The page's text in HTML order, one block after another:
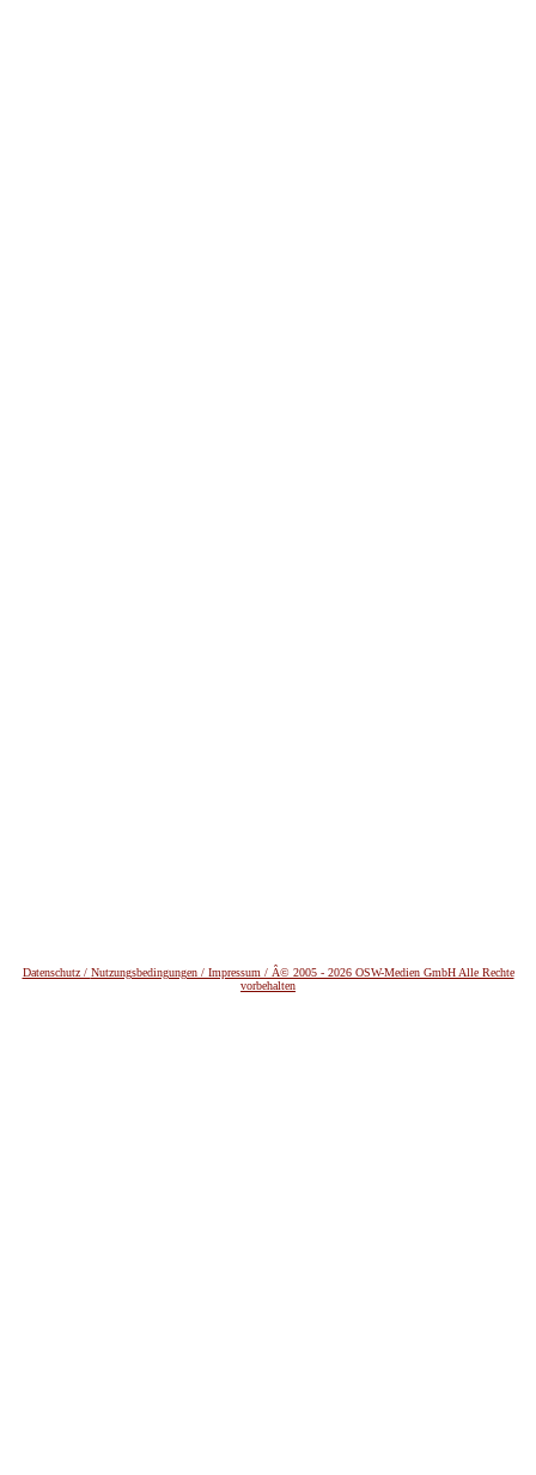
Datenschutz / Nutzungsbedingungen / Impressum / Â© 2005 - 2026 OSW-Medien GmbH Alle Rechte
vorbehalten